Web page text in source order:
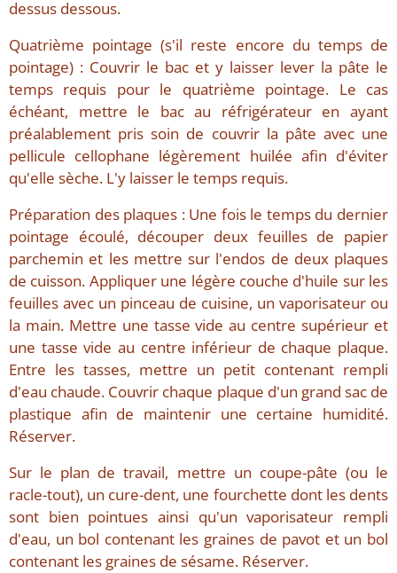
dessus dessous.
Quatrième pointage (s'il reste encore du temps de
pointage) : Couvrir le bac et y laisser lever la pâte le
temps requis pour le quatrième pointage. Le cas
échéant, mettre le bac au réfrigérateur en ayant
préalablement pris soin de couvrir la pâte avec une
pellicule cellophane légèrement huilée afin d'éviter
qu'elle sèche. L'y laisser le temps requis.
Préparation des plaques : Une fois le temps du dernier
pointage écoulé, découper deux feuilles de papier
parchemin et les mettre sur l'endos de deux plaques
de cuisson. Appliquer une légère couche d'huile sur les
feuilles avec un pinceau de cuisine, un vaporisateur ou
la main. Mettre une tasse vide au centre supérieur et
une tasse vide au centre inférieur de chaque plaque.
Entre les tasses, mettre un petit contenant rempli
d'eau chaude. Couvrir chaque plaque d'un grand sac de
plastique afin de maintenir une certaine humidité.
Réserver.
Sur le plan de travail, mettre un coupe-pâte (ou le
racle-tout), un cure-dent, une fourchette dont les dents
sont bien pointues ainsi qu'un vaporisateur rempli
d'eau, un bol contenant les graines de pavot et un bol
contenant les graines de sésame. Réserver.